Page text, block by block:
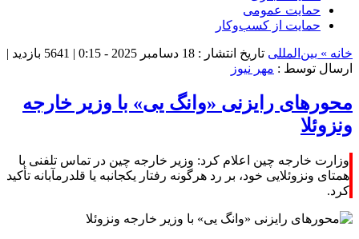
حمایت عمومی
حمایت از کسب‌وکار
خانه » بین‌المللی تاریخ انتشار : 18 دسامبر 2025 - 0:15 | 5641 بازدید
|
ارسال توسط : مهر نیوز
محورهای رایزنی «وانگ یی» با وزیر خارجه
ونزوئلا
وزارت خارجه چین اعلام کرد: وزیر خارجه چین در تماس تلفنی با
همتای ونزوئلایی خود، بر رد هرگونه رفتار یکجانبه یا قلدرمآبانه تأکید
کرد.